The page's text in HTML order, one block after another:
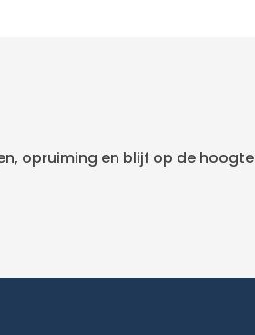
opruiming en blijf op de hoogte